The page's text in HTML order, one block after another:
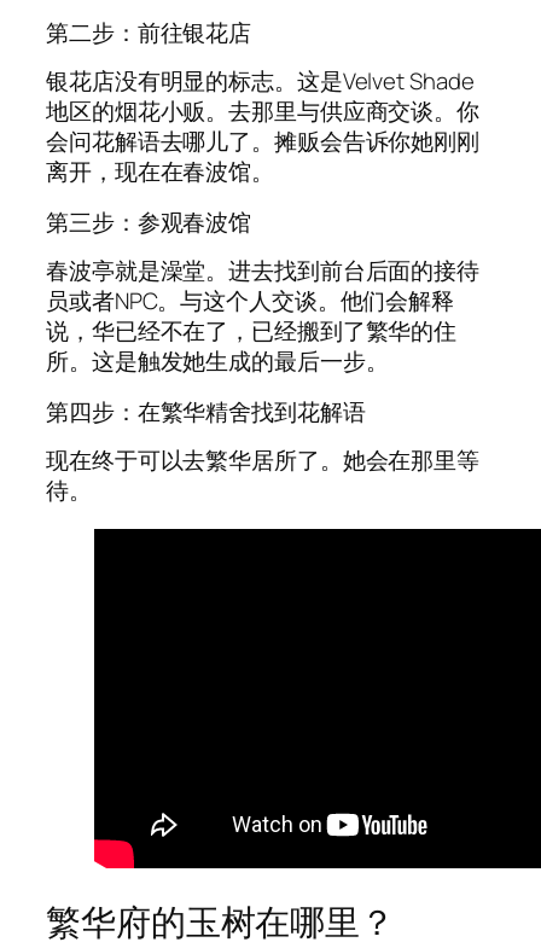
第二步：前往银花店
银花店没有明显的标志。这是Velvet Shade
地区的烟花小贩。去那里与供应商交谈。你
会问花解语去哪儿了。摊贩会告诉你她刚刚
离开，现在在春波馆。
第三步：参观春波馆
春波亭就是澡堂。进去找到前台后面的接待
员或者NPC。与这个人交谈。他们会解释
说，华已经不在了，已经搬到了繁华的住
所。这是触发她生成的最后一步。
第四步：在繁华精舍找到花解语
现在终于可以去繁华居所了。她会在那里等
待。
繁华府的玉树在哪里？